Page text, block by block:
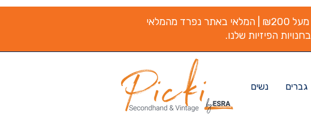
משלוח חינם בקנייה מעל ₪200 | המלאי באתר נפרד מהמלאי
בחנויות הפיזיות שלנו.
נשים גברים